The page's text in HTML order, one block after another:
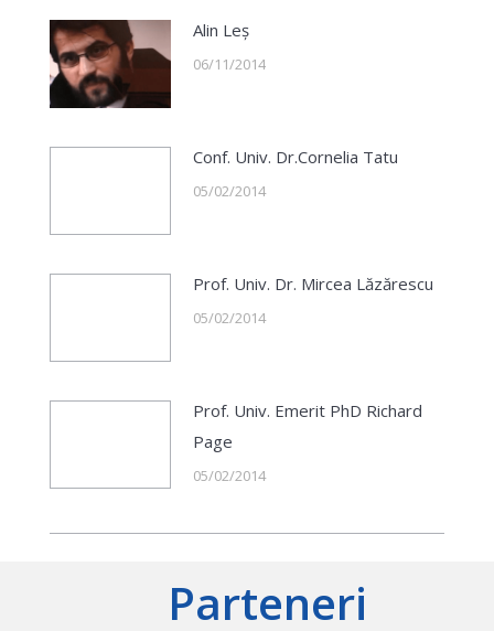
Alin Leș
06/11/2014
Conf. Univ. Dr.Cornelia Tatu
05/02/2014
Prof. Univ. Dr. Mircea Lăzărescu
05/02/2014
Prof. Univ. Emerit PhD Richard
Page
05/02/2014
Parteneri